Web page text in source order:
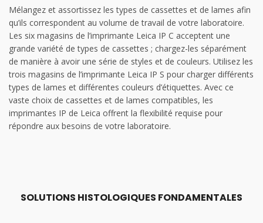
Mélangez et assortissez les types de cassettes et de lames afin
qu’ils correspondent au volume de travail de votre laboratoire.
Les six magasins de l’imprimante Leica IP C acceptent une
grande variété de types de cassettes ; chargez-les séparément
de manière à avoir une série de styles et de couleurs. Utilisez les
trois magasins de l’imprimante Leica IP S pour charger différents
types de lames et différentes couleurs d’étiquettes. Avec ce
vaste choix de cassettes et de lames compatibles, les
imprimantes IP de Leica offrent la flexibilité requise pour
répondre aux besoins de votre laboratoire.
SOLUTIONS HISTOLOGIQUES FONDAMENTALES